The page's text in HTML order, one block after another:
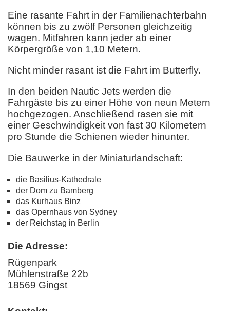
Eine rasante Fahrt in der Familienachterbahn
können bis zu zwölf Personen gleichzeitig
wagen. Mitfahren kann jeder ab einer
Körpergröße von 1,10 Metern.
Nicht minder rasant ist die Fahrt im Butterfly.
In den beiden Nautic Jets werden die
Fahrgäste bis zu einer Höhe von neun Metern
hochgezogen. Anschließend rasen sie mit
einer Geschwindigkeit von fast 30 Kilometern
pro Stunde die Schienen wieder hinunter.
Die Bauwerke in der Miniaturlandschaft:
die Basilius-Kathedrale
der Dom zu Bamberg
das Kurhaus Binz
das Opernhaus von Sydney
der Reichstag in Berlin
Die Adresse:
Rügenpark
Mühlenstraße 22b
18569 Gingst